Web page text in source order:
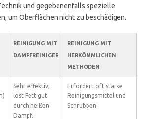
und gegebenenfalls spezielle
um Oberflächen nicht zu beschädigen.
REINIGUNG MIT
DAMPFREINIGER
REINIGUNG MIT
HERKÖMMLICHEN
METHODEN
Sehr effektiv,
löst Fett gut
durch heißen
Dampf.
Erfordert oft starke
Reinigungsmittel und
Schrubben.